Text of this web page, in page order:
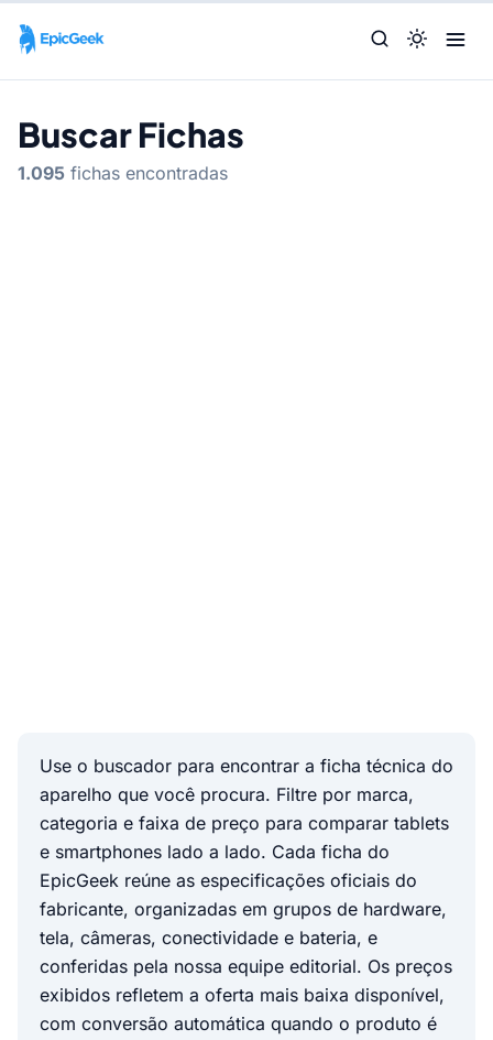
Buscar Fichas
1.095 fichas encontradas
Use o buscador para encontrar a ficha técnica do
aparelho que você procura. Filtre por marca,
categoria e faixa de preço para comparar tablets
e smartphones lado a lado. Cada ficha do
EpicGeek reúne as especificações oficiais do
fabricante, organizadas em grupos de hardware,
tela, câmeras, conectividade e bateria, e
conferidas pela nossa equipe editorial. Os preços
exibidos refletem a oferta mais baixa disponível,
com conversão automática quando o produto é